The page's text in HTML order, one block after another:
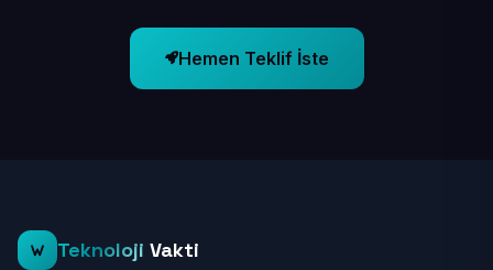
Hemen Teklif İste
Teknoloji Vakti